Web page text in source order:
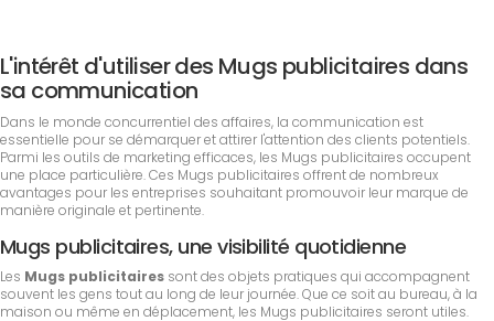
L'intérêt d'utiliser des Mugs publicitaires dans
sa communication
Dans le monde concurrentiel des affaires, la communication est
essentielle pour se démarquer et attirer l'attention des clients potentiels.
Parmi les outils de marketing efficaces, les Mugs publicitaires occupent
une place particulière. Ces Mugs publicitaires offrent de nombreux
avantages pour les entreprises souhaitant promouvoir leur marque de
manière originale et pertinente.
Mugs publicitaires, une visibilité quotidienne
Les Mugs publicitaires sont des objets pratiques qui accompagnent
souvent les gens tout au long de leur journée. Que ce soit au bureau, à la
maison ou même en déplacement, les Mugs publicitaires seront utiles.